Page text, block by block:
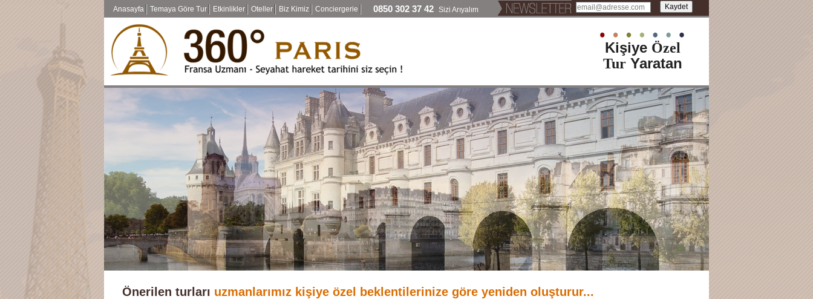
Anasayfa Temaya Göre Tur Etkinlikler Oteller Biz Kimiz Conciergerie 0850 302 37 42 Sizi Arıyalım
Kişiye Özel
TurYaratan
Önerilen turları uzmanlarımız kişiye özel beklentilerinize göre yeniden oluşturur...